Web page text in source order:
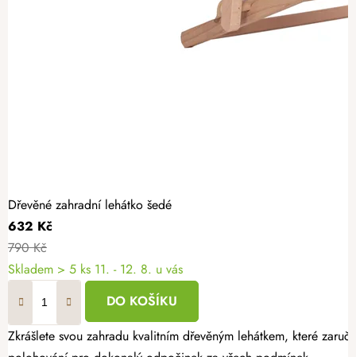
Dřevěné zahradní lehátko šedé
632 Kč
790 Kč
Skladem > 5 ks 11. - 12. 8. u vás
DO KOŠÍKU
Zkrášlete svou zahradu kvalitním dřevěným lehátkem, které